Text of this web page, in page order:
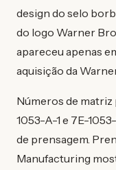
design do selo
do logo Warner
apareceu apenas
aquisição da
Números de
1053-A-1 e 7E-
de prensagem.
Manufacturing